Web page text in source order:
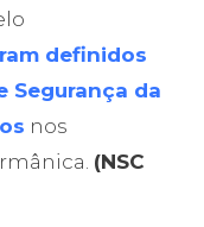
definidos
Segurança da
nos
(NSC